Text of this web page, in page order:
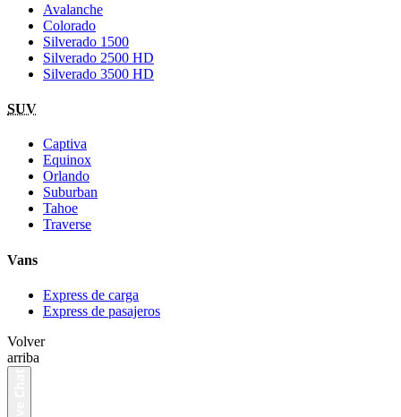
Avalanche
Colorado
Silverado 1500
Silverado 2500 HD
Silverado 3500 HD
SUV
Captiva
Equinox
Orlando
Suburban
Tahoe
Traverse
Vans
Express de carga
Express de pasajeros
Volver
arriba